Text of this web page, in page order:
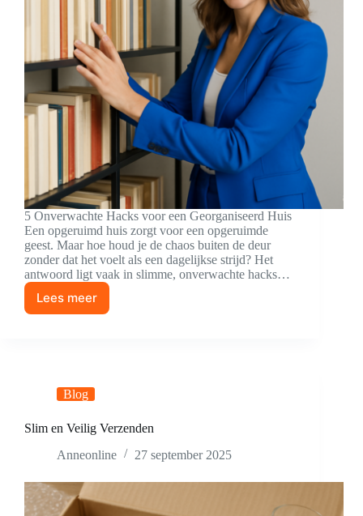
5 Onverwachte Hacks voor een Georganiseerd Huis
Een opgeruimd huis zorgt voor een opgeruimde
geest. Maar hoe houd je de chaos buiten de deur
zonder dat het voelt als een dagelijkse strijd? Het
antwoord ligt vaak in slimme, onverwachte hacks…
Lees meer
Slimmer
Blog
Slim en Veilig Verzenden
Anneonline
27 september 2025